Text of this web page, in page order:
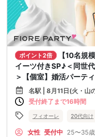
ポイント2倍
【10名規
イーツ付きSP♪＜同世
＞【個室】婚活パーテ
名駅 | 8月11日(火・山
受付終了まで16時間
フィオーレ 20代向け
女性 受付中 25〜35歳